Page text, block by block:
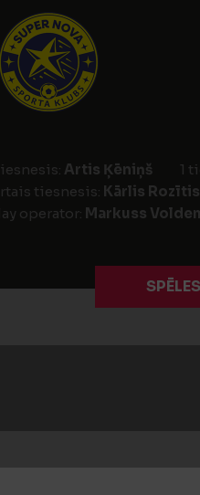
Artis Ķēniņš 1
tiesnesis: Kārlis Rozītis
operator: Markuss